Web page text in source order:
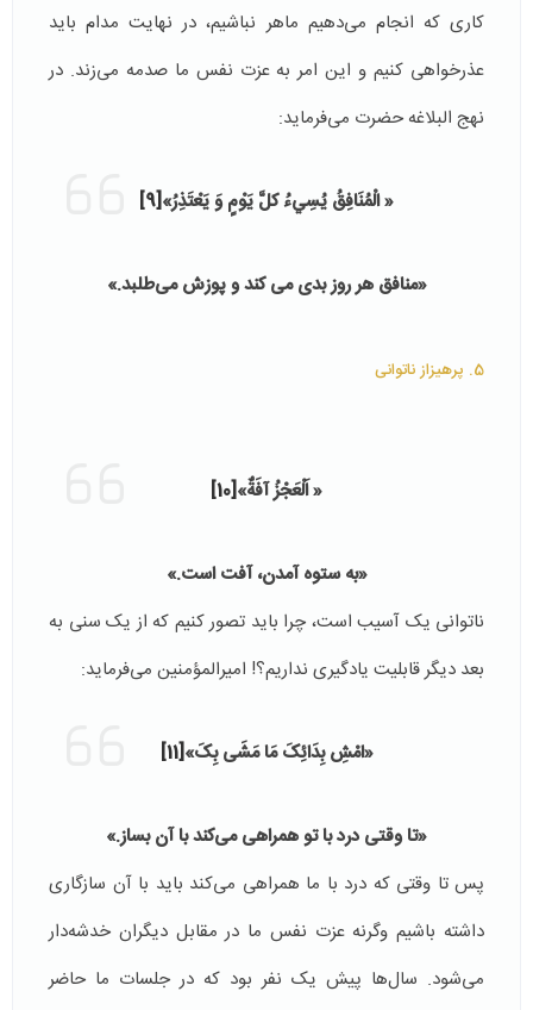
کاری که انجام می‌دهیم ماهر نباشیم، در نهایت مدام باید
عذرخواهی کنیم و این امر به عزت نفس ما صدمه می‌زند. در
نهج البلاغه حضرت می‌فرماید:
«الْمُنَافِقُ يُسِيءُ کلَّ يَوْمٍ وَ يَعْتَذِرُ»[9]
«منافق هر روز بدى مى کند و پوزش مى‌طلبد.»
5. پرهیزاز ناتوانی
«اَلْعَجْزُ آفَةٌ»[10]
«به ستوه آمدن، آفت است.»
ناتوانی یک آسیب است، چرا باید تصور کنیم که از یک سنی به
بعد دیگر قابلیت یادگیری نداریم؟! امیرالمؤمنین می‌فرماید:
«امْشِ بِدَائِکَ مَا مَشَی بِکَ»[11]
«تا وقتی درد با تو همراهی می‌کند با آن بساز.»
پس تا وقتی که درد با ما همراهی می‌کند باید با آن سازگاری
داشته باشیم وگرنه عزت نفس ما در مقابل دیگران خدشه‌دار
می‌شود. سال‌ها پیش یک نفر بود که در جلسات ما حاضر